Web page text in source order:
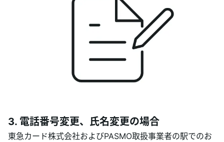
3. 電話番号変更、氏名変更の場合
東急カード株式会社およびPASMO取扱事業者の駅でのお